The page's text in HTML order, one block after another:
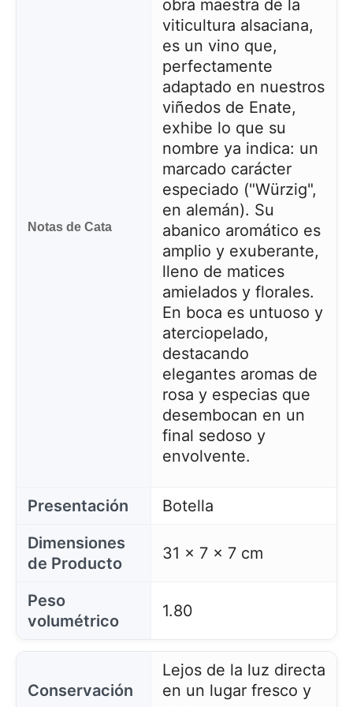
Notas de Cata
obra maestra de la
viticultura alsaciana,
es un vino que,
perfectamente
adaptado en nuestros
viñedos de Enate,
exhibe lo que su
nombre ya indica: un
marcado carácter
especiado ("Würzig",
en alemán). Su
abanico aromático es
amplio y exuberante,
lleno de matices
amielados y florales.
En boca es untuoso y
aterciopelado,
destacando
elegantes aromas de
rosa y especias que
desembocan en un
final sedoso y
envolvente.
Presentación
Botella
Dimensiones
de Producto
31 x 7 x 7 cm
Peso
volumétrico
1.80
Conservación
Lejos de la luz directa
en un lugar fresco y